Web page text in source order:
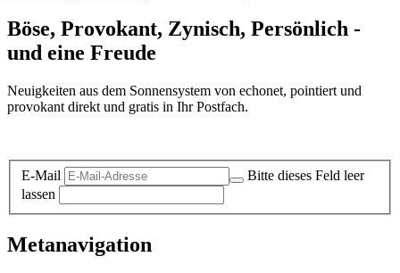
Böse, Provokant, Zynisch, Persönlich -
und eine Freude
Neuigkeiten aus dem Sonnensystem von echonet, pointiert und
provokant direkt und gratis in Ihr Postfach.
E-Mail
Bitte dieses Feld leer
lassen
Metanavigation